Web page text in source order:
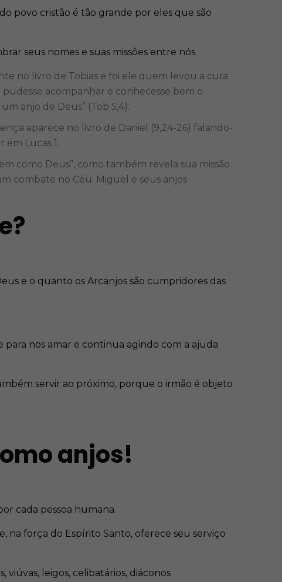
povo cristão é tão grande por eles que são
seus nomes e suas missões entre nós.
no livro de Tobias e foi ele quem levou a cura
acompanhar e conhecesse bem o
anjo de Deus” (Tob 5,4).
aparece no livro de Daniel (9,24-26) falando-
em Lucas 1.
como Deus”, como também revela sua missão
combate no Céu: Miguel e seus anjos
e o quanto os Arcanjos são cumpridores das
para nos amar e continua agindo com a ajuda
servir ao próximo, porque o irmão é objeto
anjos!
cada pessoa humana.
na força do Espírito Santo, oferece seu serviço
viúvas, leigos, celibatários, diáconos